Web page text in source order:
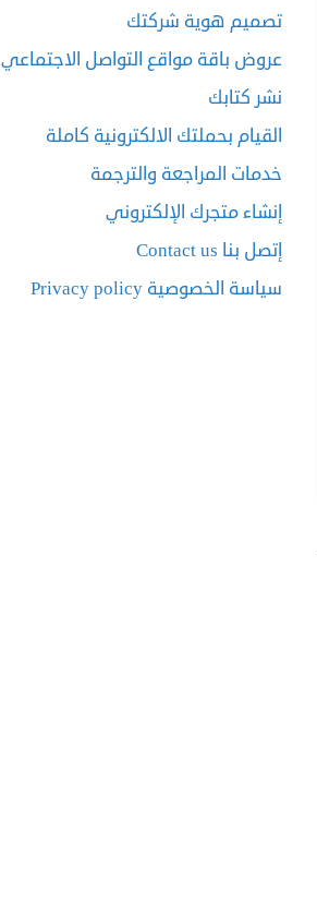
تصميم هوية شركتك
عروض باقة مواقع التواصل الاجتماعي
نشر كتابك
القيام بحملتك الالكترونية كاملة
خدمات المراجعة والترجمة
إنشاء متجرك الإلكتروني
إتصل بنا Contact us
سياسة الخصوصية Privacy policy